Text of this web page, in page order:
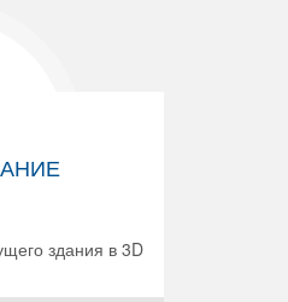
здания в 3D